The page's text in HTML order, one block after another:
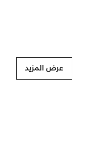
عرض المزيد